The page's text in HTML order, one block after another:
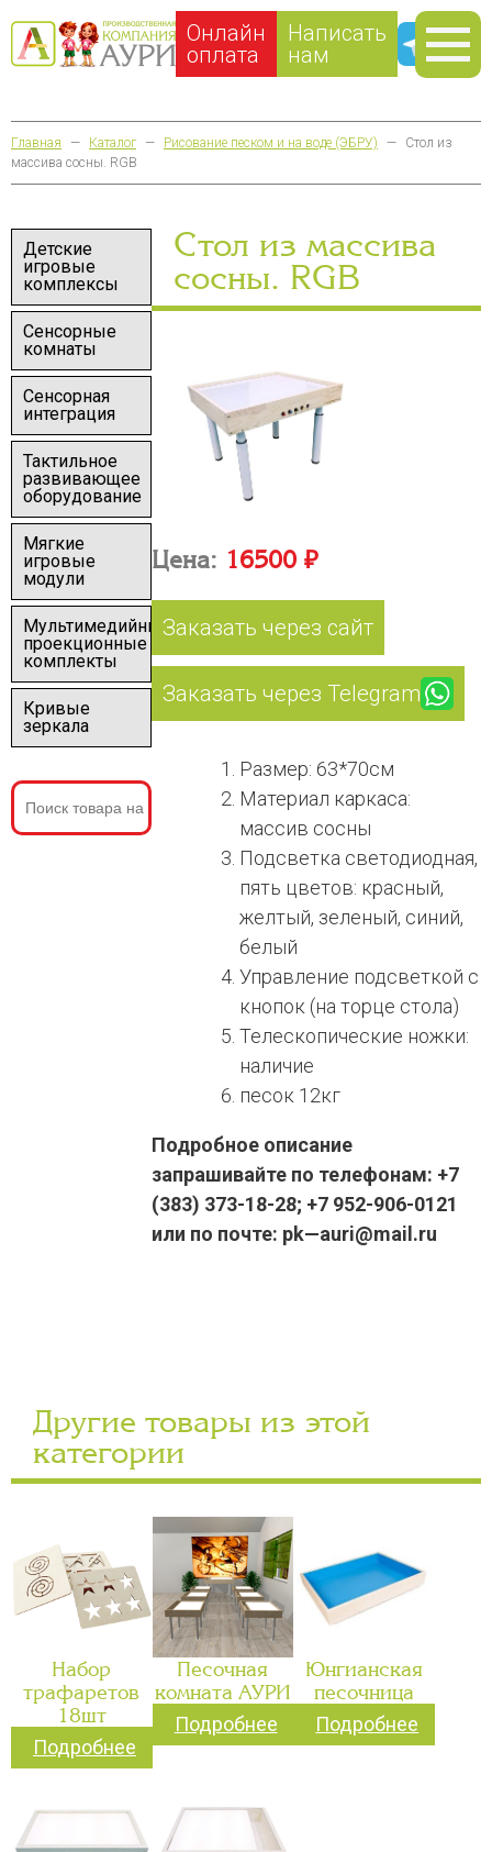
Онлайн
оплата
Написать
нам
Главная — Каталог — Рисование песком и на воде (ЭБРУ) —
Стол из
массива сосны. RGB
Детские
игровые
комплексы
Сенсорные
комнаты
Сенсорная
интеграция
Тактильное
развивающее
оборудование
Мягкие
игровые
модули
Мультимедийные
проекционные
комплекты
Кривые
зеркала
Стол из массива
сосны. RGB
Цена: 16500 ₽
Заказать через сайт
Заказать через Telegram
Размер: 63*70см
Материал каркаса:
массив сосны
Подсветка светодиодная,
пять цветов: красный,
желтый, зеленый, синий,
белый
Управление подсветкой с
кнопок (на торце стола)
Телескопические ножки:
наличие
песок 12кг
Подробное описание
запрашивайте по телефонам: +7
(383) 373-18-28; +7 952-906-0121
или по почте: pk—auri@mail.ru
Другие товары из этой
категории
Набор
трафаретов
18шт
Подробнее
Песочная
комната АУРИ
Подробнее
Юнгианская
песочница
Подробнее